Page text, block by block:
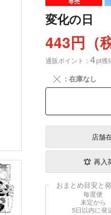
変化の日
443円（
通販ポイント： 4pt獲
╳ ：在庫なし
店舗
再入
おまとめ目安と
毎度便
未定から
5日以内に発